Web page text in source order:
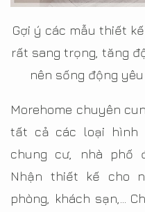
Gợi ý các mẫu thiết
rất sang trọng, tăng
nên sống động
Morehome chuyên
tất cả các loại hình
chung cư, nhà phố
Nhận thiết kế cho
phòng, khách sạn,…